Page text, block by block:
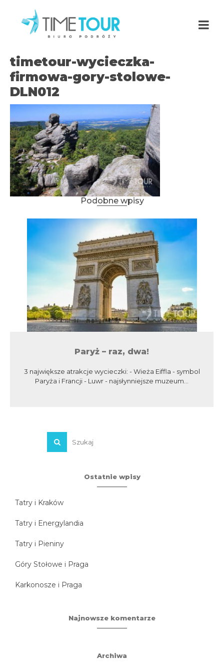
timetour-wycieczka-
firmowa-gory-stolowe-
DLN012
Podobne wpisy
Paryż – raz, dwa!
3 największe atrakcje wycieczki: - Wieża Eiffla - symbol
Paryża i Francji - Luwr - najsłynniejsze muzeum...
Ostatnie wpisy
Tatry i Kraków
Tatry i Energylandia
Tatry i Pieniny
Góry Stołowe i Praga
Karkonosze i Praga
Najnowsze komentarze
Archiwa